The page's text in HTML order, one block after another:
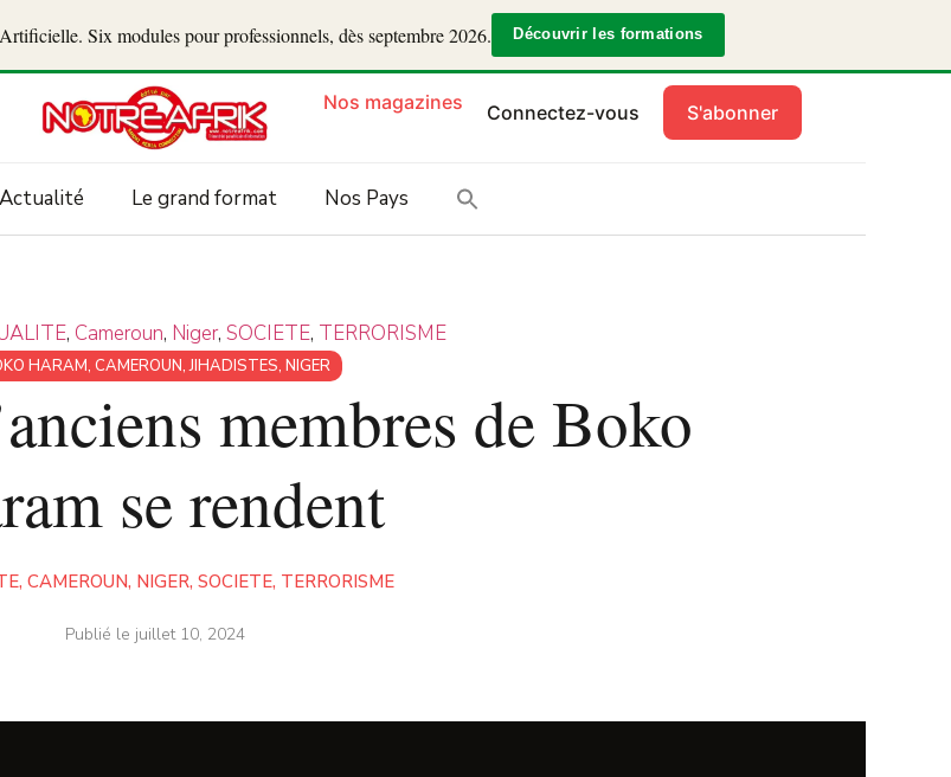
Six modules pour professionnels, dès septembre 2026. Découvrir les formations
Nos magazines Connectez-vous S'abonner
Actualité Le grand format Nos Pays
, Cameroun, Niger, SOCIETE, TERRORISME
HARAM, CAMEROUN,JIHADISTES, NIGER
membres de Boko
se rendent
, CAMEROUN, NIGER, SOCIETE, TERRORISME
Publié le juillet 10, 2024